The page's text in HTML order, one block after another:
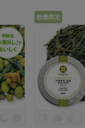
数量限定